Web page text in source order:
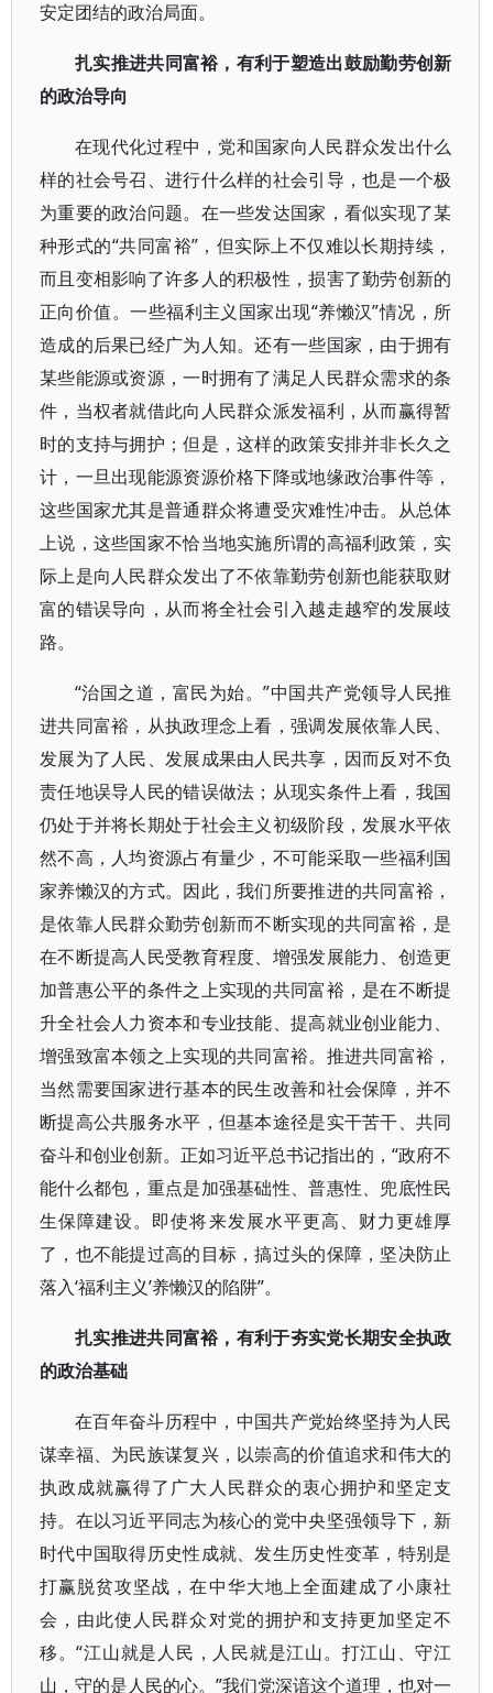
安定团结的政治局面。
扎实推进共同富裕，有利于塑造出鼓励勤劳创新
的政治导向
在现代化过程中，党和国家向人民群众发出什么
样的社会号召、进行什么样的社会引导，也是一个极
为重要的政治问题。在一些发达国家，看似实现了某
种形式的“共同富裕”，但实际上不仅难以长期持续，
而且变相影响了许多人的积极性，损害了勤劳创新的
正向价值。一些福利主义国家出现“养懒汉”情况，所
造成的后果已经广为人知。还有一些国家，由于拥有
某些能源或资源，一时拥有了满足人民群众需求的条
件，当权者就借此向人民群众派发福利，从而赢得暂
时的支持与拥护；但是，这样的政策安排并非长久之
计，一旦出现能源资源价格下降或地缘政治事件等，
这些国家尤其是普通群众将遭受灾难性冲击。从总体
上说，这些国家不恰当地实施所谓的高福利政策，实
际上是向人民群众发出了不依靠勤劳创新也能获取财
富的错误导向，从而将全社会引入越走越窄的发展歧
路。
“治国之道，富民为始。”中国共产党领导人民推
进共同富裕，从执政理念上看，强调发展依靠人民、
发展为了人民、发展成果由人民共享，因而反对不负
责任地误导人民的错误做法；从现实条件上看，我国
仍处于并将长期处于社会主义初级阶段，发展水平依
然不高，人均资源占有量少，不可能采取一些福利国
家养懒汉的方式。因此，我们所要推进的共同富裕，
是依靠人民群众勤劳创新而不断实现的共同富裕，是
在不断提高人民受教育程度、增强发展能力、创造更
加普惠公平的条件之上实现的共同富裕，是在不断提
升全社会人力资本和专业技能、提高就业创业能力、
增强致富本领之上实现的共同富裕。推进共同富裕，
当然需要国家进行基本的民生改善和社会保障，并不
断提高公共服务水平，但基本途径是实干苦干、共同
奋斗和创业创新。正如习近平总书记指出的，“政府不
能什么都包，重点是加强基础性、普惠性、兜底性民
生保障建设。即使将来发展水平更高、财力更雄厚
了，也不能提过高的目标，搞过头的保障，坚决防止
落入‘福利主义’养懒汉的陷阱”。
扎实推进共同富裕，有利于夯实党长期安全执政
的政治基础
在百年奋斗历程中，中国共产党始终坚持为人民
谋幸福、为民族谋复兴，以崇高的价值追求和伟大的
执政成就赢得了广大人民群众的衷心拥护和坚定支
持。在以习近平同志为核心的党中央坚强领导下，新
时代中国取得历史性成就、发生历史性变革，特别是
打赢脱贫攻坚战，在中华大地上全面建成了小康社
会，由此使人民群众对党的拥护和支持更加坚定不
移。“江山就是人民，人民就是江山。打江山、守江
山，守的是人民的心。”我们党深谙这个道理，也对一